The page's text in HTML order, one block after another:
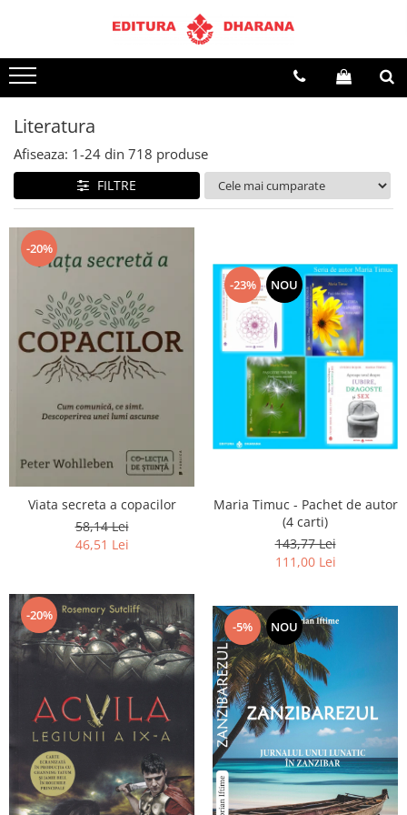
Terapii
Dietoterapie
Literatura
Afiseaza: 1-24 din 718 produse
FILTRE
-20%
Viata secreta a copacilor
58,14 Lei
46,51 Lei
-23% NOU
Maria Timuc - Pachet de autor
(4 carti)
143,77 Lei
111,00 Lei
-20%
-5% NOU